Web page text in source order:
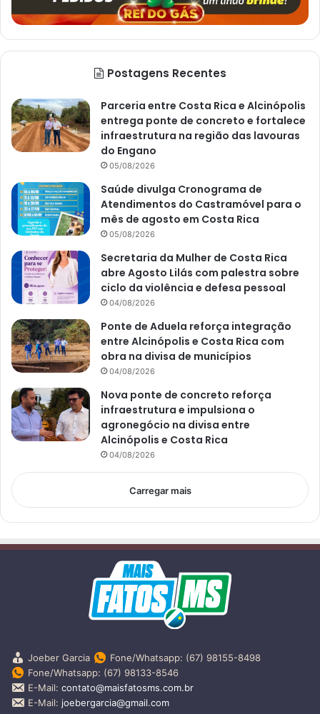
Postagens Recentes
Parceria entre Costa Rica e Alcinópolis
entrega ponte de concreto e fortalece
infraestrutura na região das lavouras
do Engano
05/08/2026
Saúde divulga Cronograma de
Atendimentos do Castramóvel para o
mês de agosto em Costa Rica
05/08/2026
Secretaria da Mulher de Costa Rica
abre Agosto Lilás com palestra sobre
ciclo da violência e defesa pessoal
04/08/2026
Ponte de Aduela reforça integração
entre Alcinópolis e Costa Rica com
obra na divisa de municípios
04/08/2026
Nova ponte de concreto reforça
infraestrutura e impulsiona o
agronegócio na divisa entre
Alcinópolis e Costa Rica
04/08/2026
Carregar mais
Joeber Garcia
Fone/Whatsapp: (67) 98155-8498
Fone/Whatsapp: (67) 98133-8546
E-Mail: contato@maisfatosms.com.br
E-Mail: joebergarcia@gmail.com